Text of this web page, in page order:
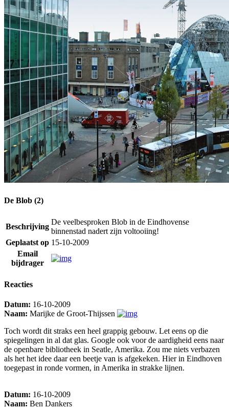
De Blob (2)
Beschrijving
De veelbesproken Blob in de Eindhovense
binnenstad nadert zijn voltooiing!
Geplaatst op 15-10-2009
Email
bijdrager
Reacties
Datum: 16-10-2009
Naam: Marijke de Groot-Thijssen
Toch wordt dit straks een heel grappig gebouw. Let eens op die
spiegelingen in al dat glas. Google ook voor de aardigheid eens naar
de openbare bibliotheek in Seatle, Amerika. Zou me niets verbazen
als het het idee daar een beetje van is afgekeken. Hier in Eindhoven
toegepast in ronde vormen, in Amerika in strakke lijnen.
Datum: 16-10-2009
Naam: Ben Dankers